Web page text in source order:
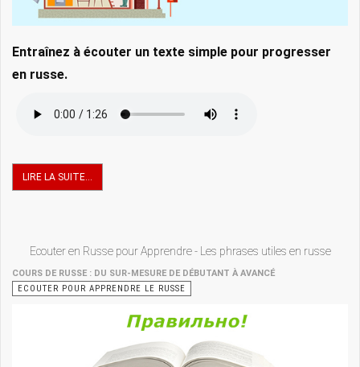
Entraînez à écouter un texte simple pour progresser
en russe.
LIRE LA SUITE...
Ecouter en Russe pour Apprendre - Les phrases utiles en russe
COURS DE RUSSE : DU SUR-MESURE DE DÉBUTANT À AVANCÉ
ECOUTER POUR APPRENDRE LE RUSSE